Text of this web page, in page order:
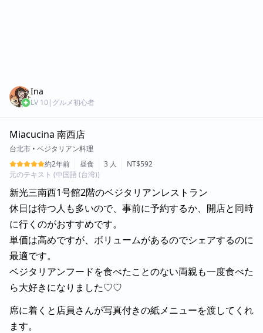
Ina
LV 10 | グルメ初心者
Miacucina 南西店
台北市 • ベジタリアン料理
約2年前
昼食 3 人
NT$592
元のテキスト (中国語 (台湾))
新光三南西1号館2階のベジタリアンレストラン
休日は待つ人も多いので、事前に予約するか、開店と同時
に行くのがおすすめです。
単価は高めですが、ボリュームがあるのでシェアするのに
最適です。
ベジタリアンフードを食べたことのない両親も一度食べた
ら大好きになりました♡♡
席に着くと店員さんが写真付きの紙メニューを渡してくれ
ます。